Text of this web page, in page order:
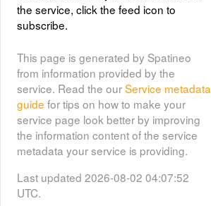
Nationalparks gebildet. Die
Entwicklungszone ist auch das von
außerhalb des Nationalparks
liegende Gebiet der Kommunen,
die ihren Willen zur Zugehörigkeit
zur Entwicklungszone erklärt
haben. Das sind Stand Juni 2023:
die Samtgemeinde Hage, die
Gemeinde Jemgum, die Stadt
Norden, die Stadt Nordenham, die
Gemeinde Sande, die Gemeinde
Schortens, die Gemeinde
the service, click the feed icon to
subscribe.
This page is generated by Spatineo
from information provided by the
service. Read the ourService metadata
guide for tips on how to make your
service page look better by improving
the information content of the service
metadata your service is providing.
Last updated 2026-08-02 04:07:52
UTC.